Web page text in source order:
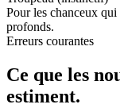
Pour les chanceux qui
profonds.
Erreurs courantes
Ce que les
estiment.